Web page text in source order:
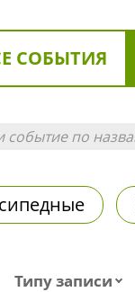
СОБЫТИЯ
Типу записи